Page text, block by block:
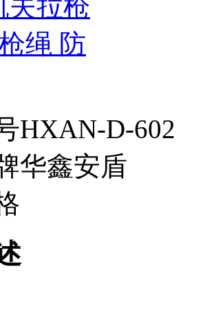
HXAN-D-602
华鑫安盾